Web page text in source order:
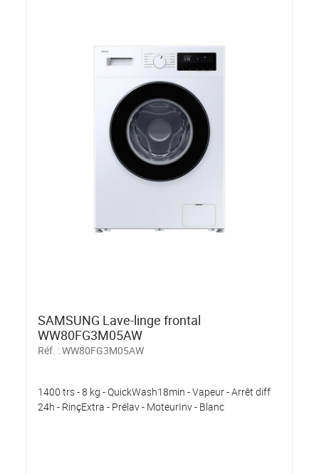
SAMSUNG Lave-linge frontal
WW80FG3M05AW
Réf. :WW80FG3M05AW
1400 trs - 8 kg - QuickWash18min - Vapeur - Arrêt diff
24h - RinçExtra - Prélav - MoteurInv - Blanc